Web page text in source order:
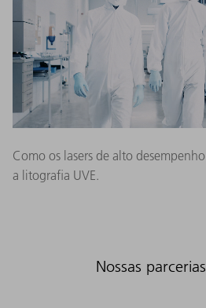
Como os lasers de alto
a litografia UVE.
Nossas